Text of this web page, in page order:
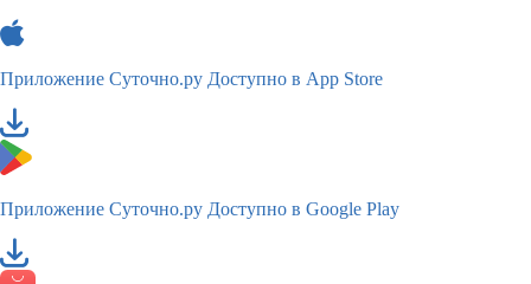
Приложение Суточно.ру Доступно в App Store
Приложение Суточно.ру Доступно в Google Play